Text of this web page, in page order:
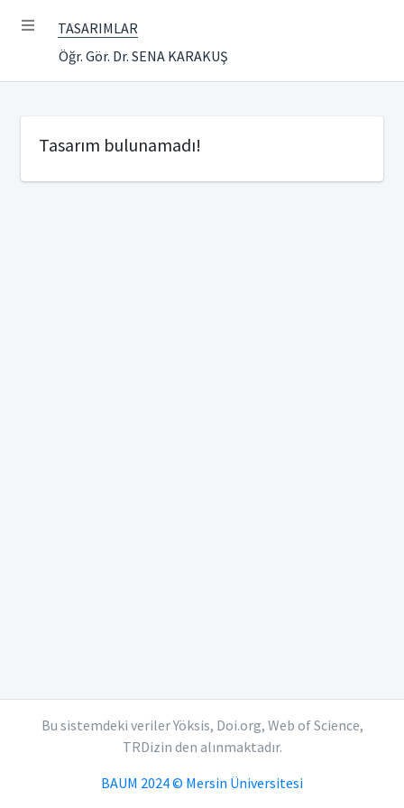
TASARIMLAR
Öğr. Gör. Dr. SENA KARAKUŞ
Tasarım bulunamadı!
Bu sistemdeki veriler Yöksis, Doi.org, Web of Science,
TRDizin den alınmaktadır.
BAUM 2024 © Mersin Üniversitesi